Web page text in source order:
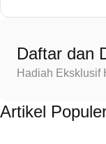
Daftar dan
Hadiah Eksklusif
Artikel